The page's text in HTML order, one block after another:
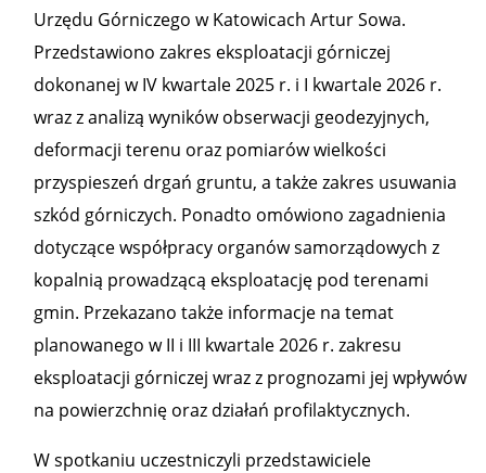
Urzędu Górniczego w Katowicach Artur Sowa.
Przedstawiono zakres eksploatacji górniczej
dokonanej w IV kwartale 2025 r. i I kwartale 2026 r.
wraz z analizą wyników obserwacji geodezyjnych,
deformacji terenu oraz pomiarów wielkości
przyspieszeń drgań gruntu, a także zakres usuwania
szkód górniczych. Ponadto omówiono zagadnienia
dotyczące współpracy organów samorządowych z
kopalnią prowadzącą eksploatację pod terenami
gmin. Przekazano także informacje na temat
planowanego w II i III kwartale 2026 r. zakresu
eksploatacji górniczej wraz z prognozami jej wpływów
na powierzchnię oraz działań profilaktycznych.
W spotkaniu uczestniczyli przedstawiciele